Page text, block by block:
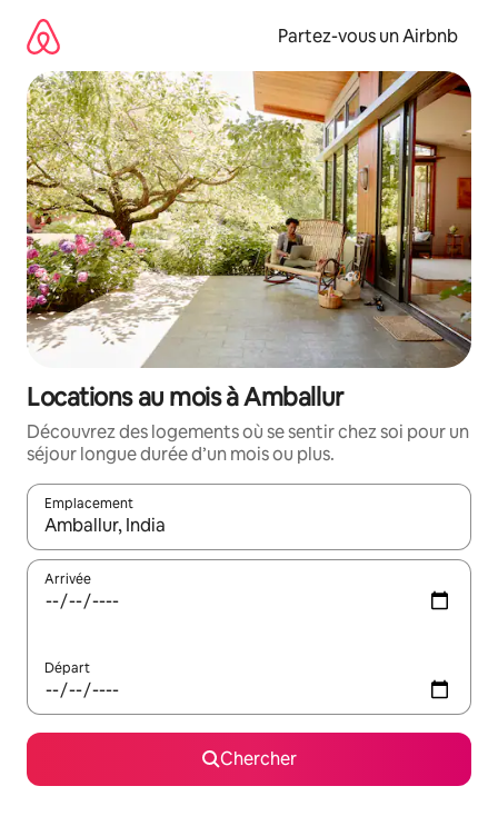
directement
contenu
Partez-vous un Airbnb
Locations au mois à Amballur
Découvrez des logements où se sentir chez soi pour un
séjour longue durée d’un mois ou plus.
Emplacement
Quand les résultats sont affichés, parcourez-les en utilisant
Arrivée
Départ
Chercher